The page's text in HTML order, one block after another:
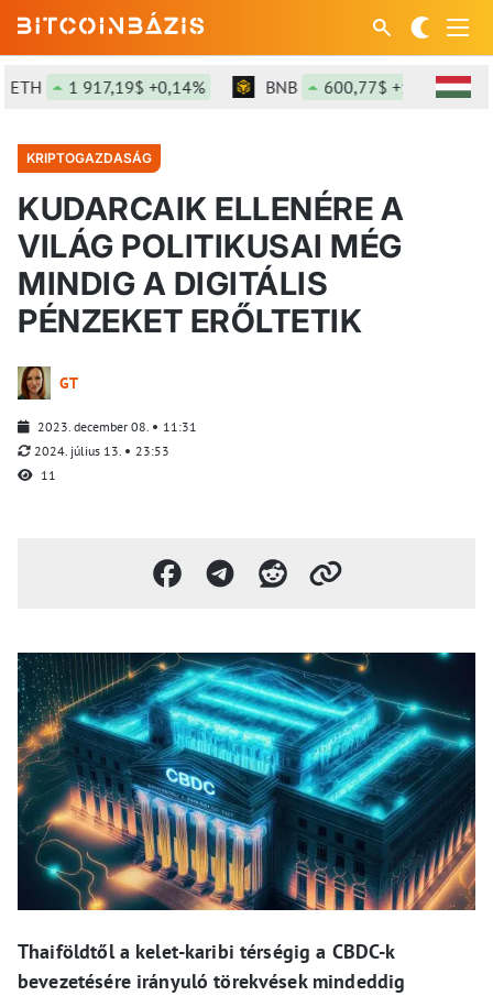
1 917,19$ +0,14% BNB 600,77$ +1,45%
KRIPTOGAZDASÁG
KUDARCAIK ELLENÉRE A
VILÁG POLITIKUSAI MÉG
MINDIG A DIGITÁLIS
PÉNZEKET ERŐLTETIK
GT
2023. december 08.
11:31
2024. július 13.
23:53
11
Thaiföldtől a kelet-karibi térségig a CBDC-k
bevezetésére irányuló törekvések mindeddig